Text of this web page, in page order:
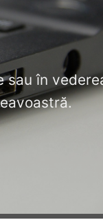
sau în